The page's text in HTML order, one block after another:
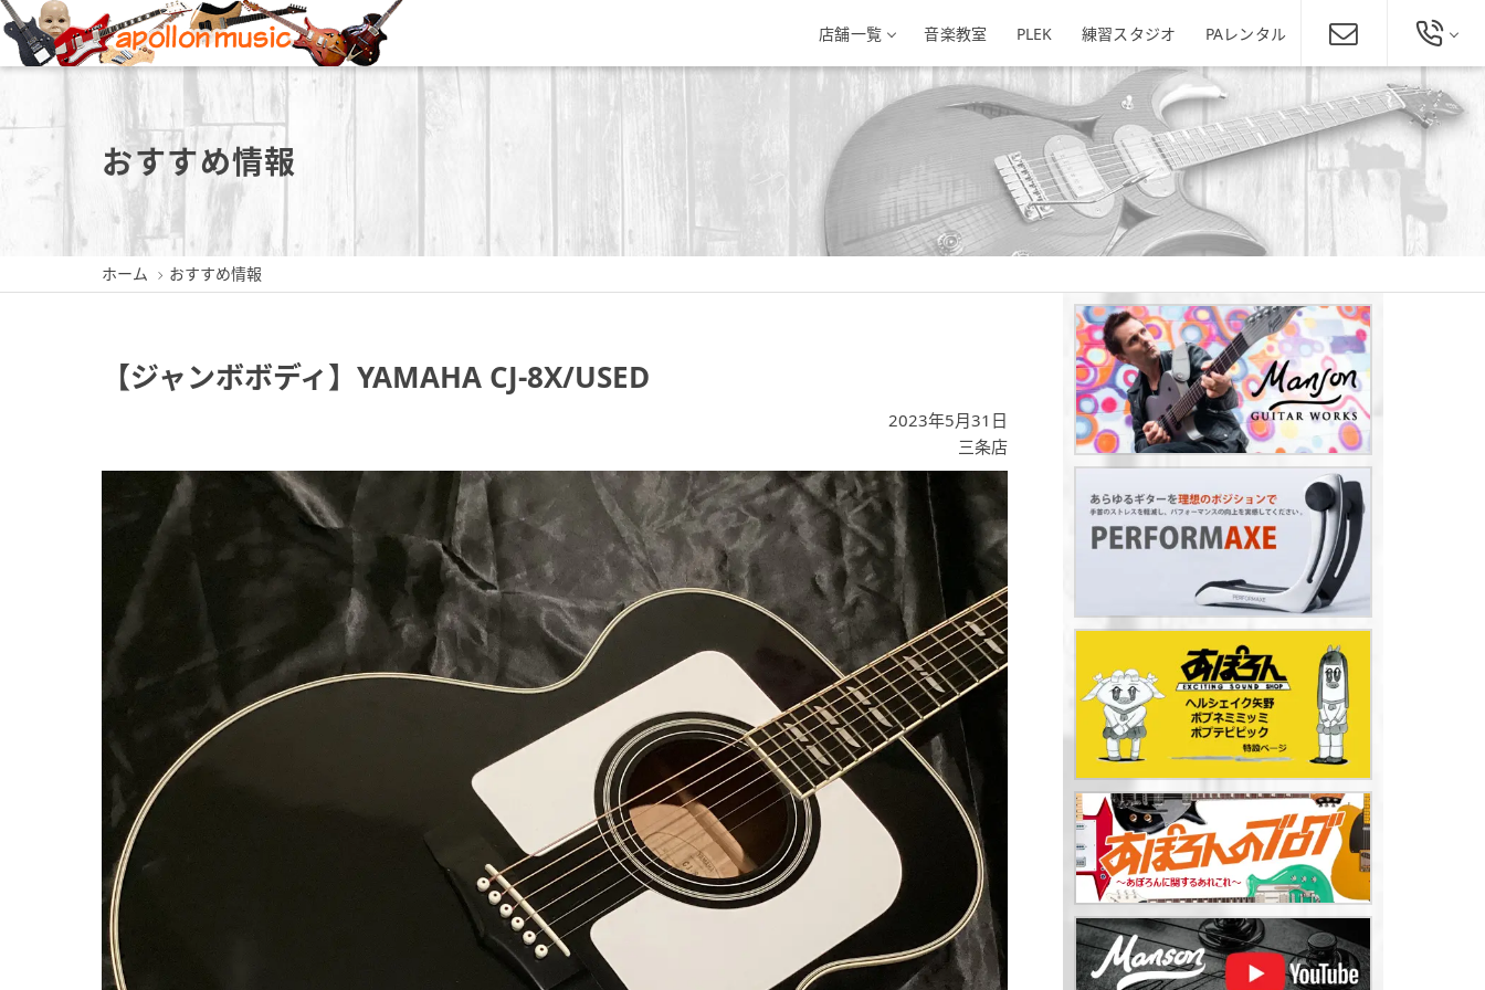
店舗一覧
新潟店
新潟県新潟市中央区東堀前通5-
新潟県長岡市城内町3-2-3 新潟県三条市興野3-10-1 新潟県新潟市西区小新南2-1-10
イオンモール新発田店
新潟県新発田市住吉町5-11-5
新潟駅南店
新潟県新潟市中央区神道寺1-4-4
025-242-3900
ミュージックスクール新潟
東区役所店
番1号
あぽろん各店舗へ
音楽教室 PLEK 練習スタジオ PAレンタル
総合お問い合わせ
025-229-4134
営業時間 11:00～19:00
ほぼ年中無休
おすすめ情報
ホーム おすすめ情報
【ジャンボボディ】YAMAHA CJ-8X/USED
2023年5月31日
三条店